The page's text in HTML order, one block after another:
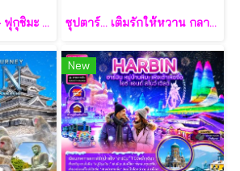
ทัวร์ญี่ปุ่น - โตเกียว - ฟุกุชิมะ - ยามากะตะ - เซนได 7 วัน - TG ซุปตาร์... เติมรักให้หวาน กลางเกาะฟูก๊วก 3 วัน 2 คืน - VZ
New